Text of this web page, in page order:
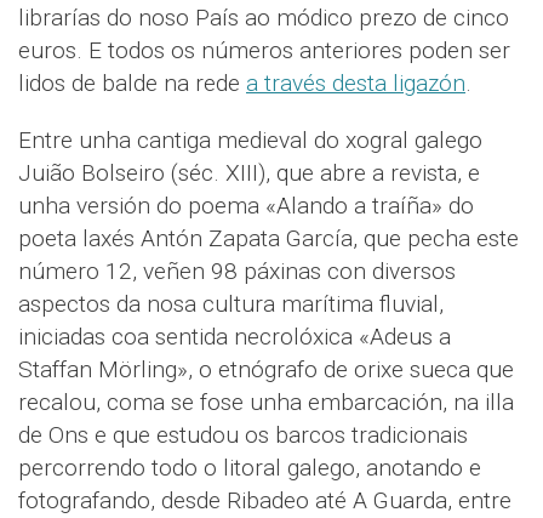
librarías do noso País ao módico prezo de cinco
euros. E todos os números anteriores poden ser
lidos de balde na rede a través desta ligazón.
Entre unha cantiga medieval do xogral galego
Juião Bolseiro (séc. XIII), que abre a revista, e
unha versión do poema «Alando a traíña» do
poeta laxés Antón Zapata García, que pecha este
número 12, veñen 98 páxinas con diversos
aspectos da nosa cultura marítima fluvial,
iniciadas coa sentida necrolóxica «Adeus a
Staffan Mörling», o etnógrafo de orixe sueca que
recalou, coma se fose unha embarcación, na illa
de Ons e que estudou os barcos tradicionais
percorrendo todo o litoral galego, anotando e
fotografando, desde Ribadeo até A Guarda, entre